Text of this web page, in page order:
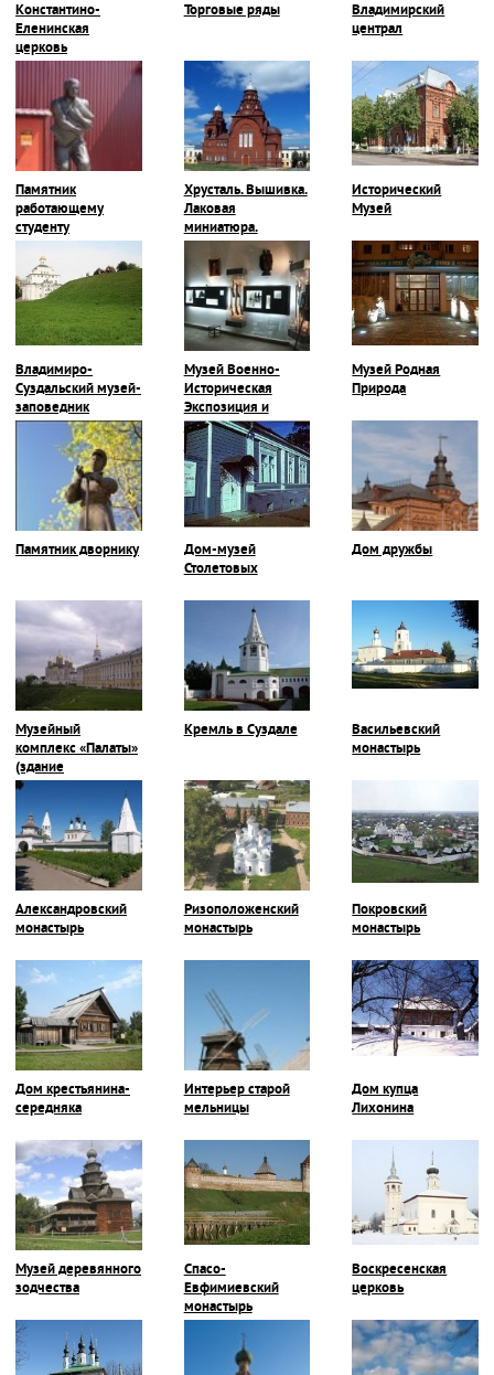
Константино-
Еленинская
церковь
Торговые ряды
Владимирский
централ
Памятник
работающему
студенту
Хрусталь. Вышивка.
Лаковая
миниатюра.
Исторический
Музей
Владимиро-
Суздальский музей-
заповедник
Музей Военно-
Историческая
Экспозиция и
Галерея Героев-
Владимирцев
Музей Родная
Природа
Памятник дворнику
Дом-музей
Столетовых
Дом дружбы
Музейный
комплекс «Палаты»
(здание
Присутственных
Кремль в Суздале
Васильевский
монастырь
Александровский
монастырь
Ризоположенский
монастырь
Покровский
монастырь
Дом крестьянина-
середняка
Интерьер старой
мельницы
Дом купца
Лихонина
Музей деревянного
зодчества
Спасо-
Евфимиевский
монастырь
Воскресенская
церковь